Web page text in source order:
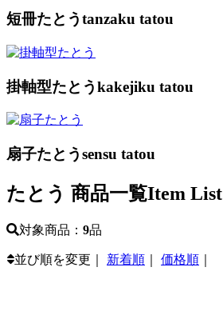
短冊たとうtanzaku tatou
掛軸型たとうkakejiku tatou
扇子たとうsensu tatou
たとう 商品一覧Item List
対象商品： 9品
並び順を変更｜ 新着順 価格順